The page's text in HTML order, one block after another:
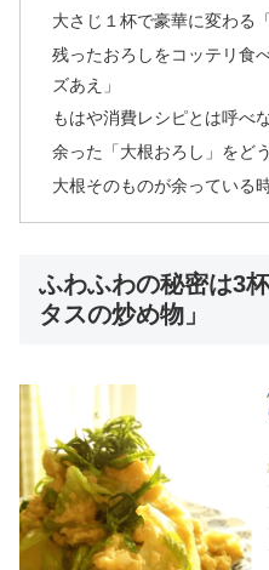
大さじ１杯で豪華に変わる
残ったおろしをコッテリ食
ズあえ」
もはや消費レシピとは呼べ
余った「大根おろし」をど
大根そのものが余っている
ふわふわの秘密は3
タスの炒め物」